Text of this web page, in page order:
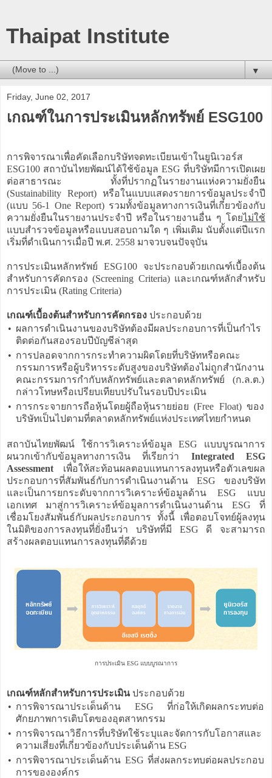
Thaipat Institute
▼
Friday, June 02, 2017
เกณฑ์ในการประเมินหลักทรัพย์ ESG100
การพิจารณาเพื่อคัดเลือกบริษัทจดทะเบียนเข้าในยูนิเวอร์ส
ESG100 สถาบันไทยพัฒน์ได้ใช้ข้อมูล ESG ที่บริษัทมีการเปิดเผย
ต่อสาธารณะ ทั้งที่ปรากฏในรายงานแห่งความยั่งยืน
(Sustainability Report) หรือในแบบแสดงรายการข้อมูลประจำปี
(แบบ 56-1 One Report) รวมทั้งข้อมูลทางการเงินที่เกี่ยวข้องกับ
ความยั่งยืนในรายงานประจำปี หรือในรายงานอื่น ๆ โดยไม่ใช้
แบบสำรวจข้อมูลหรือแบบสอบถามใด ๆ เพิ่มเติม นับตั้งแต่ปีแรก
เริ่มที่ดำเนินการเมื่อปี พ.ศ. 2558 มาจวบจนปัจจุบัน
การประเมินหลักทรัพย์ ESG100 จะประกอบด้วยเกณฑ์เบื้องต้น
สำหรับการคัดกรอง (Screening Criteria) และเกณฑ์หลักสำหรับ
การประเมิน (Rating Criteria)
เกณฑ์เบื้องต้นสำหรับการคัดกรอง ประกอบด้วย
• ผลการดำเนินงานของบริษัทต้องมีผลประกอบการที่เป็นกำไร
ติดต่อกันสองรอบปีบัญชีล่าสุด
• การปลอดจากการกระทำความผิดโดยที่บริษัทหรือคณะ
กรรมการหรือผู้บริหารระดับสูงของบริษัทต้องไม่ถูกสำนักงาน
คณะกรรมการกำกับหลักทรัพย์และตลาดหลักทรัพย์ (ก.ล.ต.)
กล่าวโทษหรือเปรียบเทียบปรับในรอบปีประเมิน
• การกระจายการถือหุ้นโดยผู้ถือหุ้นรายย่อย (Free Float) ของ
บริษัทเป็นไปตามที่ตลาดหลักทรัพย์แห่งประเทศไทยกำหนด
สถาบันไทยพัฒน์ ใช้การวิเคราะห์ข้อมูล ESG แบบบูรณาการ
ผนวกเข้ากับข้อมูลทางการเงิน ที่เรียกว่า Integrated ESG
Assessment เพื่อให้สะท้อนผลตอบแทนการลงทุนหรือตัวเลขผล
ประกอบการที่สัมพันธ์กับการดำเนินงานด้าน ESG ของบริษัท
และเป็นการยกระดับจากการวิเคราะห์ข้อมูลด้าน ESG แบบ
เอกเทศ มาสู่การวิเคราะห์ข้อมูลการดำเนินงานด้าน ESG ที่
เชื่อมโยงสัมพันธ์กับผลประกอบการ ทั้งนี้ เพื่อตอบโจทย์ผู้ลงทุน
ในมิติของการลงทุนที่ยั่งยืนว่า บริษัทที่มี ESG ดี จะสามารถ
สร้างผลตอบแทนการลงทุนที่ดีด้วย
การประเมิน ESG แบบบูรณาการ
เกณฑ์หลักสำหรับการประเมิน ประกอบด้วย
• การพิจารณาประเด็นด้าน ESG ที่ก่อให้เกิดผลกระทบต่อ
ศักยภาพการเติบโตของอุตสาหกรรม
• การพิจารณาวิธีการที่บริษัทใช้ระบุและจัดการกับโอกาสและ
ความเสี่ยงที่เกี่ยวข้องกับประเด็นด้าน ESG
• การพิจารณาประเด็นด้าน ESG ที่ส่งผลกระทบต่อผลประกอบ
การขององค์กร